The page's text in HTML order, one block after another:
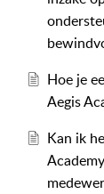
Hoe je
Aegis
Kan ik